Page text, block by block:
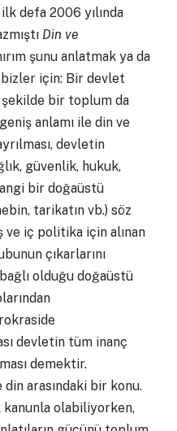
ilk defa 2006 yılında
Din ve
şunu anlatmak ya da
için: Bir devlet
şekilde bir toplum da
anlamı ile din ve
devletin
güvenlik, hukuk,
bir doğaüstü
tarikatın vb.) söz
ve iç politika için alınan
çıkarlarını
olduğu doğaüstü
devletin tüm inanç
demektir.
arasındaki bir konu.
olabiliyorken,